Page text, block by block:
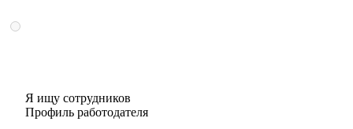
Я ищу сотрудников
Профиль работодателя